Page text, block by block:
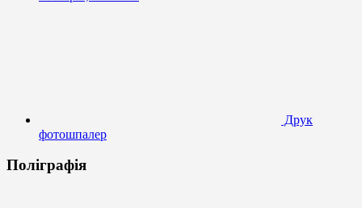
Друк
фотошпалер
Поліграфія